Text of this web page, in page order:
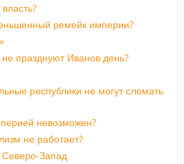
ремейк империи?
празднуют Иванов день?
республики не могут сломать
невозможен?
не работает?
Северо-Запад